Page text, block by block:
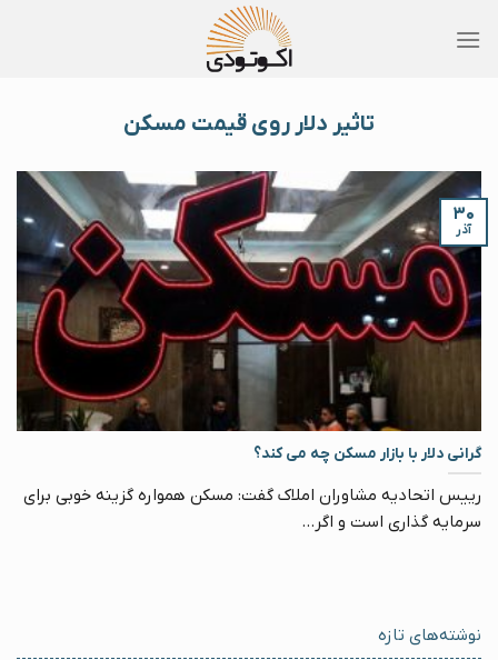
تاثیر دلار روی قیمت مسکن
گرانی دلار با بازار مسکن چه می کند؟
رییس اتحادیه مشاوران املاک گفت: مسکن همواره گزینه خوبی برای
سرمایه گذاری است و اگر...
۳۰
آذر
نوشته‌های تازه